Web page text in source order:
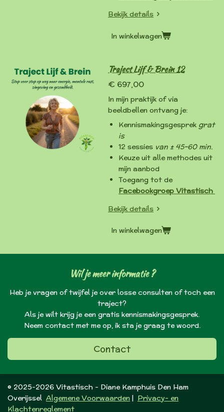
Bekijk details
In winkelwagen
Traject Lijf & Brein 12
€ 697,00
In mijn praktijk of via
beeldbellen ontvang je:
Kennismakingsgesprek grat
is
12 sessies van ± 45–60 min.
Keuze uit alle methodes uit
mijn aanbod
Toegang tot de
Facebookgroep Vitastisch
Bekijk details
In winkelwagen
Wil je meer informatie ?
Heb je vragen of twijfel je over losse consulten of toch een
traject?
Als je wilt krijg je een gratis kennismakingsgesprek.
Neem contact met me op, ik sta je graag te woord.
Contact
© 2025-2026 Vitastisch - Diane Kamphuis Den Ham
Overijssel Algemene Voorwaarden | Privacy- en
Klachtenreglement